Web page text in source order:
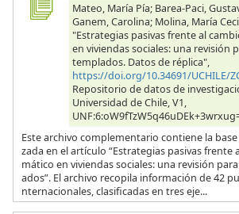
Mateo, María Pía; Barea-Paci,
Ganem, Carolina; Molina, María
"Estrategias pasivas frente al
en viviendas sociales: una revisión
templados. Datos de réplica",
https://doi.org/10.34691/UCHILE/
Repositorio de datos de
Universidad de Chile, V1,
Este archivo complementario contiene la
zada en el artículo “Estrategias pasivas frente
mático en viviendas sociales: una revisión
ados”. El archivo recopila información de 42
nternacionales, clasificadas en tres eje...